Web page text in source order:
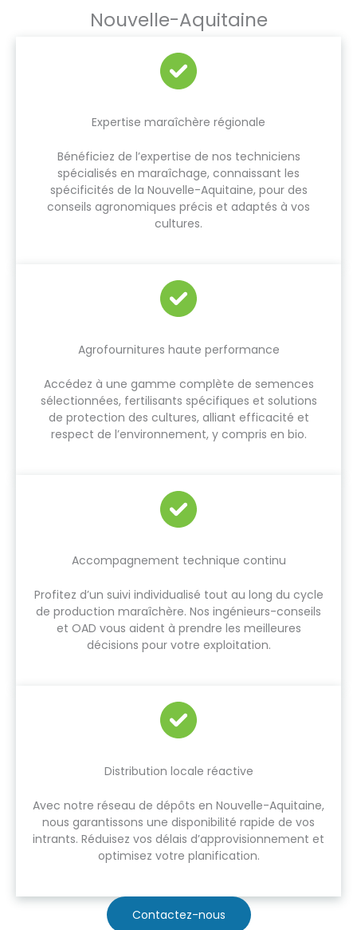
Nouvelle-Aquitaine
Expertise maraîchère régionale
Bénéficiez de l’expertise de nos techniciens
spécialisés en maraîchage, connaissant les
spécificités de la Nouvelle-Aquitaine, pour des
conseils agronomiques précis et adaptés à vos
cultures.
Agrofournitures haute performance
Accédez à une gamme complète de semences
sélectionnées, fertilisants spécifiques et solutions
de protection des cultures, alliant efficacité et
respect de l’environnement, y compris en bio.
Accompagnement technique continu
Profitez d’un suivi individualisé tout au long du cycle
de production maraîchère. Nos ingénieurs-conseils
et OAD vous aident à prendre les meilleures
décisions pour votre exploitation.
Distribution locale réactive
Avec notre réseau de dépôts en Nouvelle-Aquitaine,
nous garantissons une disponibilité rapide de vos
intrants. Réduisez vos délais d’approvisionnement et
optimisez votre planification.
Contactez-nous